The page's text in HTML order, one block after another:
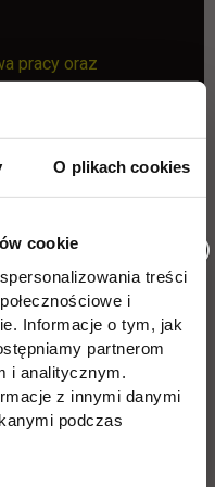
O plikach cookies
cookie
treści
i
Informacje o tym, jak
partnerom
i analitycznym.
z innymi danymi
podczas
pracy oraz
i ubezpieczeń
ludzkimi,
unijnych,
tel. 22 262 88 21,